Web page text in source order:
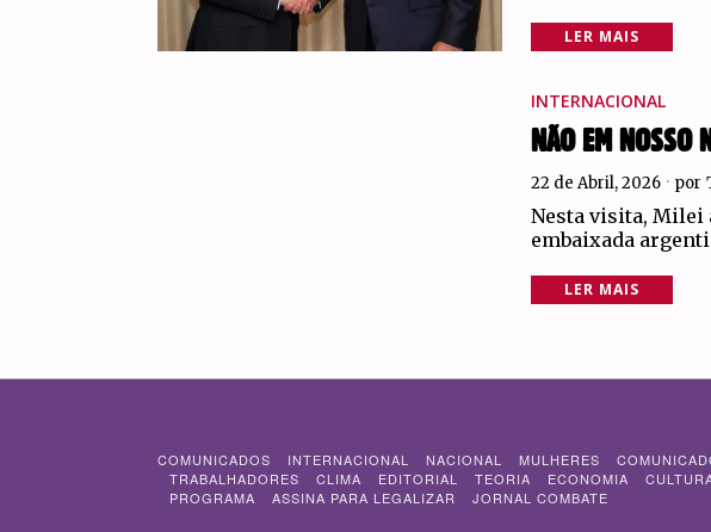
LER MAIS
INTERNACIONAL
NÃO EM NOSSO
22 de Abril, 2026 por
Nesta visita, Milei
embaixada
LER MAIS
COMUNICADOS INTERNACIONAL NACIONAL MULHERES
TRABALHADORES
CLIMA EDITORIAL TEORIA ECONOMIA
PROGRAMA
ASSINA PARA LEGALIZAR JORNAL COMBATE